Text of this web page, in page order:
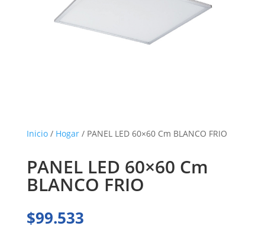
Inicio/ Hogar/ PANEL LED 60×60 Cm BLANCO FRIO
PANEL LED 60×60 Cm
BLANCO FRIO
$99.533